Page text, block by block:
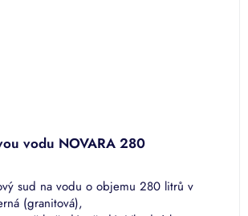
vodu NOVARA 280
sud na vodu o objemu 280 litrů v
(granitová),